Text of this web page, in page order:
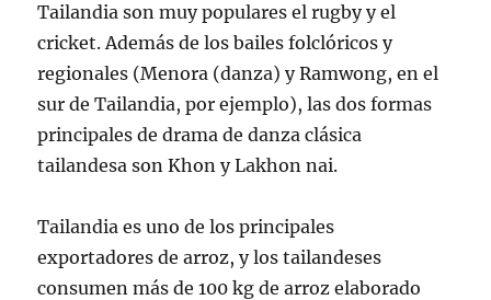
Tailandia son muy populares el rugby y el
cricket. Además de los bailes folclóricos y
regionales (Menora (danza) y Ramwong, en el
sur de Tailandia, por ejemplo), las dos formas
principales de drama de danza clásica
tailandesa son Khon y Lakhon nai.
Tailandia es uno de los principales
exportadores de arroz, y los tailandeses
consumen más de 100 kg de arroz elaborado